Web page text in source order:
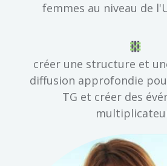
femmes au niveau de
créer une structure et
diffusion approfondie
TG et créer des